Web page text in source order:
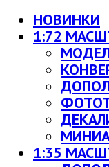
НОВИНКИ
1:72
1:35